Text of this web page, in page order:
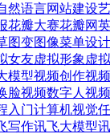
然语言网站建设
花瓣大赛花瓣网
图变图像菜单设计
女友虚拟形象 虚
模型视频创作视
脸视频数字人 视
入门计算机视觉
写作讯飞大模型